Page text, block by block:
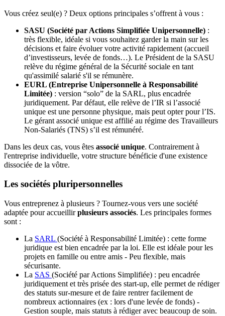
Vous créez seul(e) ? Deux options principales s’offrent à vous :
SASU (Société par Actions Simplifiée Unipersonnelle) :
très flexible, idéale si vous souhaitez garder la main sur les
décisions et faire évoluer votre activité rapidement (accueil
d’investisseurs, levée de fonds…). Le Président de la SASU
relève du régime général de la Sécurité sociale en tant
qu'assimilé salarié s'il se rémunère.
EURL (Entreprise Unipersonnelle à Responsabilité
Limitée) : version “solo” de la SARL, plus encadrée
juridiquement. Par défaut, elle relève de l’IR si l’associé
unique est une personne physique, mais peut opter pour l’IS.
Le gérant associé unique est affilié au régime des Travailleurs
Non-Salariés (TNS) s’il est rémunéré.
Dans les deux cas, vous êtes associé unique. Contrairement à
l'entreprise individuelle, votre structure bénéficie d'une existence
dissociée de la vôtre.
Les sociétés pluripersonnelles
Vous entreprenez à plusieurs ? Tournez-vous vers une société
adaptée pour accueillirplusieurs associés. Les principales formes
sont :
La SARL (Société à Responsabilité Limitée) : cette forme
juridique est bien encadrée par la loi. Elle est idéale pour les
projets en famille ou entre amis - Peu flexible, mais
sécurisante.
La SAS (Société par Actions Simplifiée) : peu encadrée
juridiquement et très prisée des start-up, elle permet de rédiger
des statuts sur-mesure et de faire rentrer facilement de
nombreux actionnaires (ex : lors d'une levée de fonds) -
Gestion souple, mais statuts à rédiger avec beaucoup de soin.